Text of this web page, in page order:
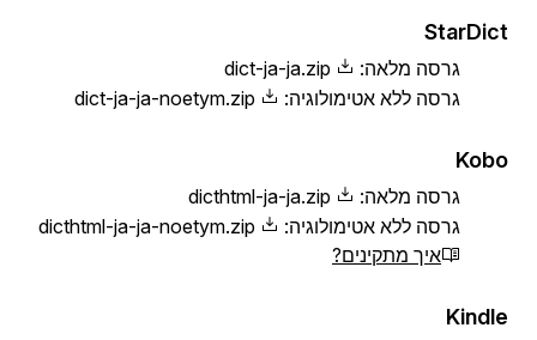
StarDict
גרסה מלאה:
dict-ja-ja.zip
גרסה ללא אטימולוגיה:
dict-ja-ja-noetym.zip
Kobo
גרסה מלאה:
dicthtml-ja-ja.zip
גרסה ללא אטימולוגיה:
dicthtml-ja-ja-noetym.zip
איך מתקינים?
Kindle